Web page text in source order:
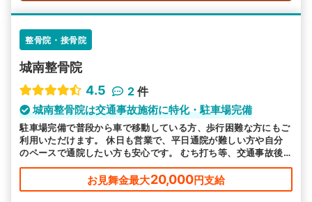
整骨院・接骨院
城南整骨院
4.5
2 件
城南整骨院は交通事故施術に特化・駐車場完備
駐車場完備で普段から車で移動している方、歩行困難な方にもご
利用いただけます。 休日も営業で、平日通院が難しい方や自分
のペースで通院したい方も安心です。 むち打ち等、交通事故後
の各症状の施術を得意としています。
お見舞金最大20,000円支給